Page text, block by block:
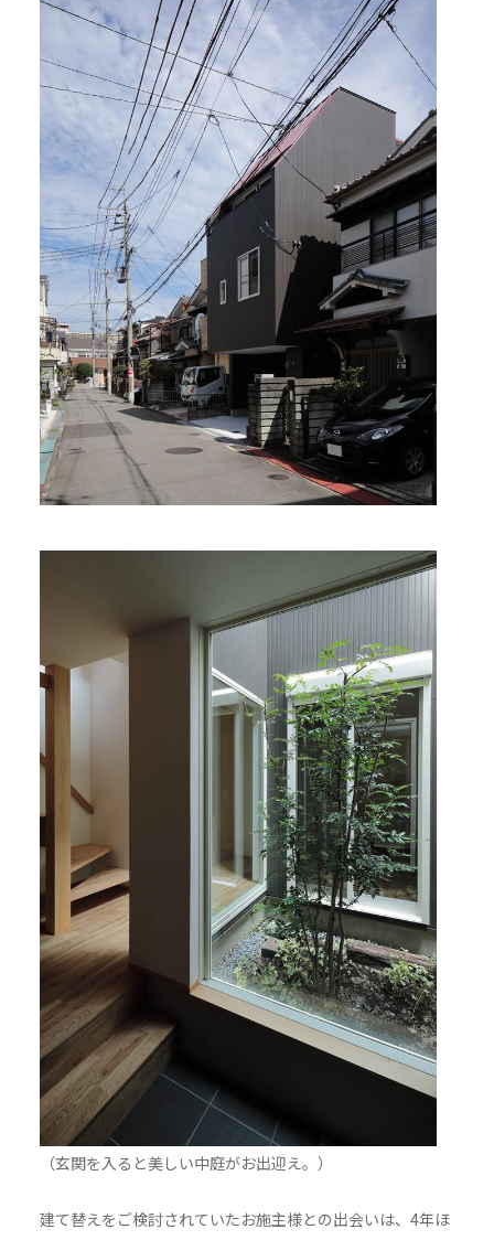
（玄関を入ると美しい中庭がお出迎え。）
建て替えをご検討されていたお施主様との出会いは、4年ほ